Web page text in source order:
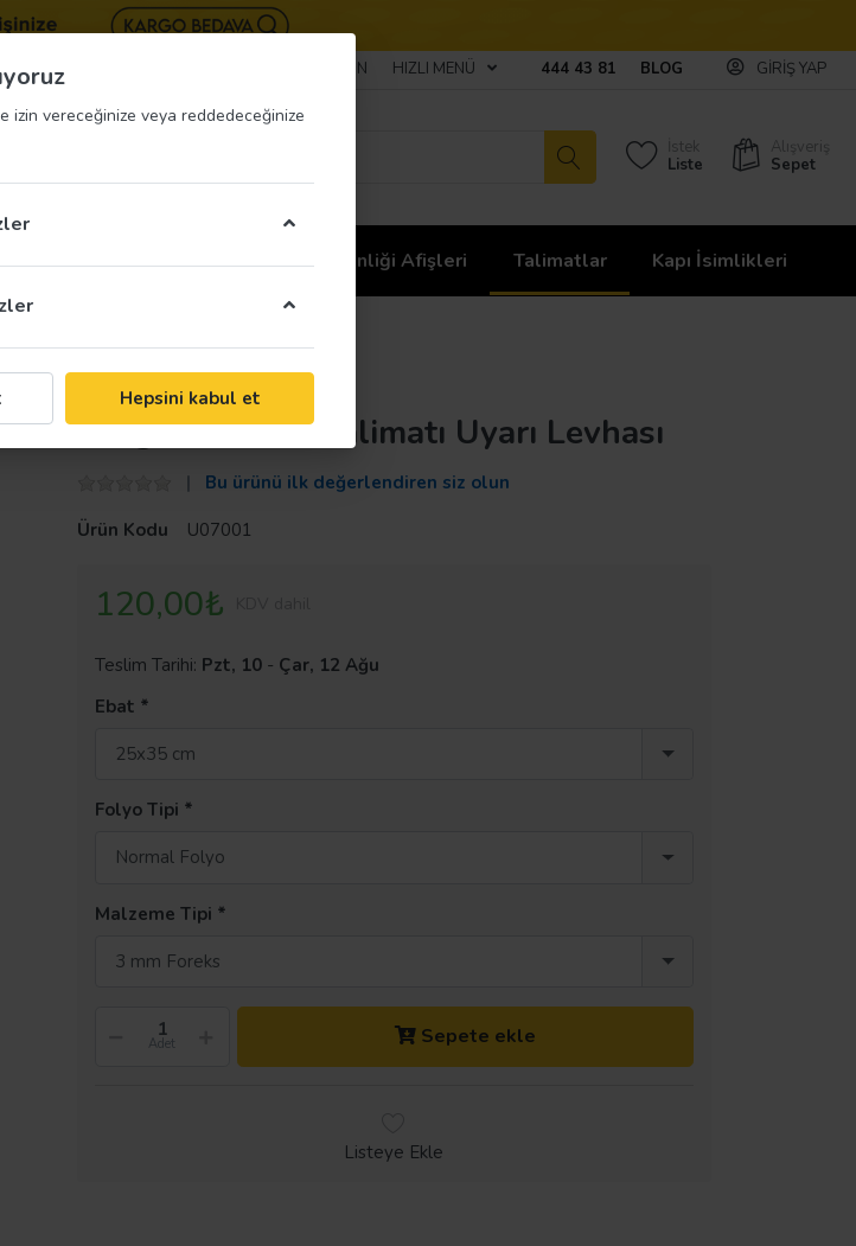
BIZE ULAŞIN HIZLI MENÜ 444 43 81 BLOG GIRIŞ YAP
İstek
Liste
Alışveriş
Sepet
İş Güvenliği Ekipmanları İş Güvenliği Afişleri Talimatlar Kapı İsimlikleri
Taroks
Yangın Sınıfları Talimatı Uyarı Levhası
Bu ürünü ilk değerlendiren siz olun
Ürün Kodu
U07001
120,00₺
Teslim Tarihi: Pzt, 10 - Çar, 12 Ağu
Ebat
25x35 cm
Folyo Tipi
Normal Folyo
Malzeme Tipi
3 mm Foreks
Adet Sepete ekle
Listeye Ekle
izin vereceğinize veya reddedeceğinize
Hepsini kabul et